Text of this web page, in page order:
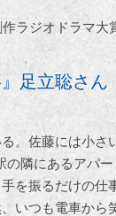
ラジオドラマ大
足立聡さん
。佐藤には小さ
隣にあるアパ
を振るだけの
いつも電車から